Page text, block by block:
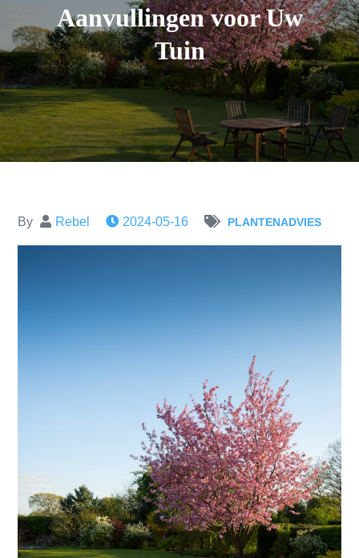
Aanvullingen voor Uw
Tuin
By Rebel 2024-05-16 PLANTENADVIES